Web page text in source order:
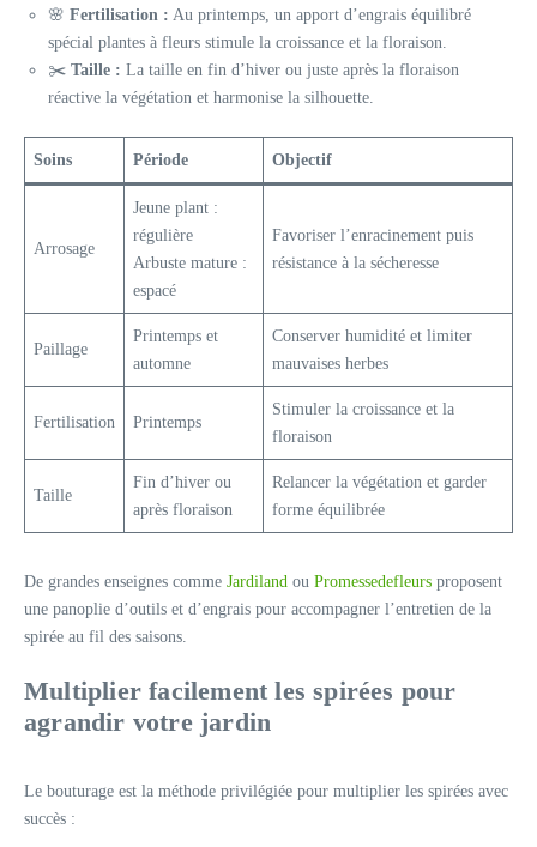
🌸 Fertilisation : Au printemps, un apport d’engrais équilibré
spécial plantes à fleurs stimule la croissance et la floraison.
✂️ Taille : La taille en fin d’hiver ou juste après la floraison
réactive la végétation et harmonise la silhouette.
Soins Période Objectif
Arrosage
Jeune plant :
régulière
Arbuste mature :
espacé
Favoriser l’enracinement puis
résistance à la sécheresse
Paillage
Printemps et
automne
Conserver humidité et limiter
mauvaises herbes
Fertilisation Printemps
Stimuler la croissance et la
floraison
Taille
Fin d’hiver ou
après floraison
Relancer la végétation et garder
forme équilibrée
De grandes enseignes comme Jardiland ou Promessedefleurs proposent
une panoplie d’outils et d’engrais pour accompagner l’entretien de la
spirée au fil des saisons.
Multiplier facilement les spirées pour
agrandir votre jardin
Le bouturage est la méthode privilégiée pour multiplier les spirées avec
succès :